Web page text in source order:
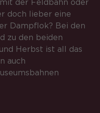
der Feldbahn oder
doch lieber eine
Dampflok? Bei den
zu den beiden
Herbst ist all das
auch